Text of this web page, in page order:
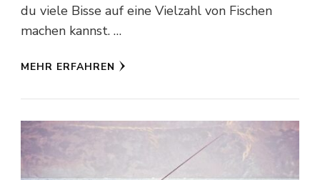
du viele Bisse auf eine Vielzahl von Fischen
machen kannst. …
MEHR ERFAHREN